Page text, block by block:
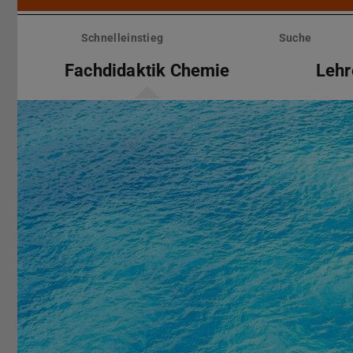
Menü
überspringenSchnelleinstieg Suche
Fachdidaktik Chemie